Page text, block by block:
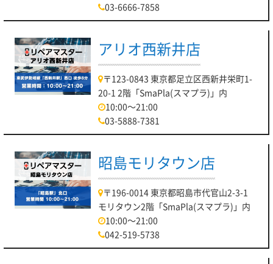
03-6666-7858
アリオ西新井店
〒123-0843 東京都足立区西新井栄町1-
20-1 2階「SmaPla(スマプラ)」内
10:00～21:00
03-5888-7381
昭島モリタウン店
〒196-0014 東京都昭島市代官山2-3-1
モリタウン2階「SmaPla(スマプラ)」内
10:00～21:00
042-519-5738